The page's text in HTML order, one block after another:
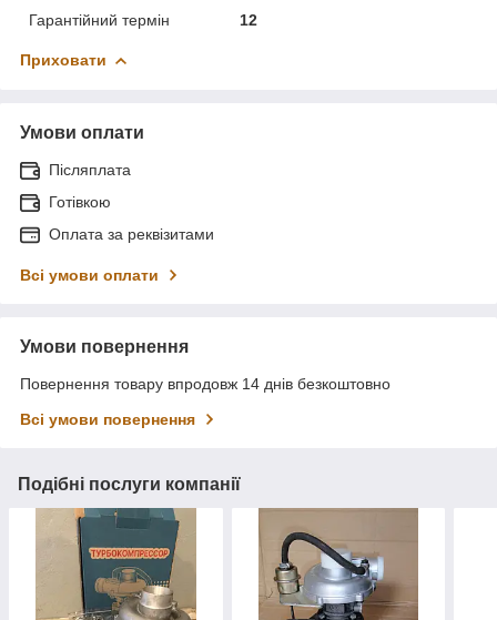
Гарантійний термін
12
Приховати
Умови оплати
Післяплата
Готівкою
Оплата за реквізитами
Всі умови оплати
Умови повернення
Повернення товару впродовж 14 днів безкоштовно
Всі умови повернення
Подібні послуги компанії